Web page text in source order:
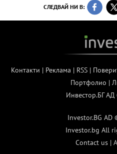
СЛЕДВАЙ НИ В:
Контакти | Реклама | RSS|
Портфолио |
Инвестор.БГ
Investor.BG
Investor.bg All
Contact us |